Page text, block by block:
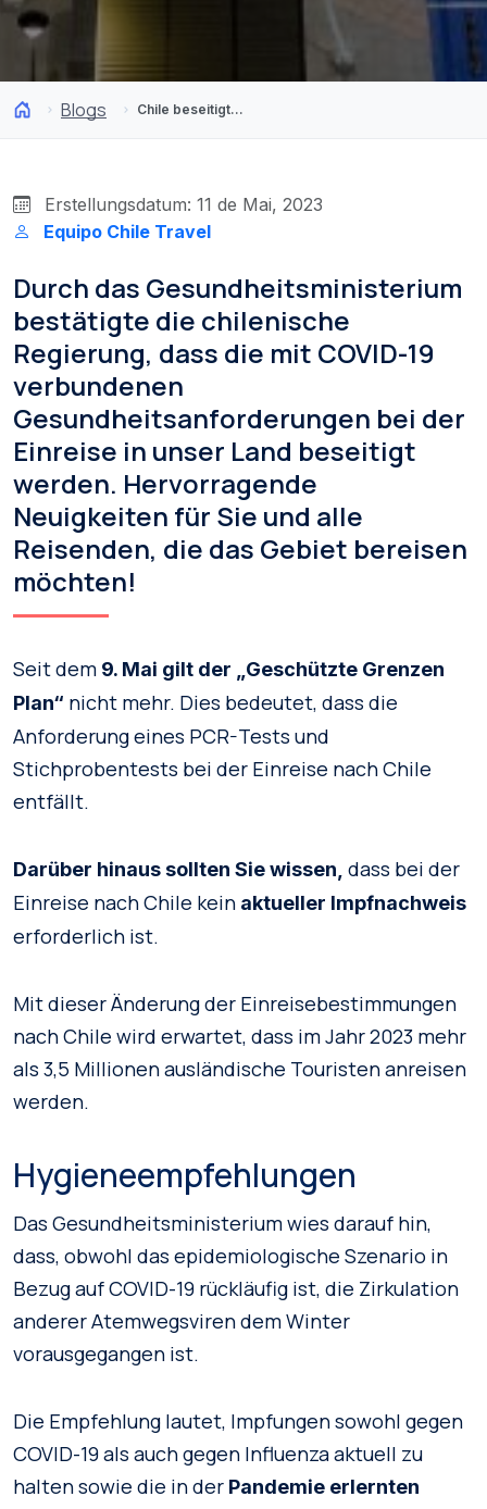
Blogs Chile beseitigt die COVID-19 Einreisebestimmungen für das Land
Erstellungsdatum: 11 de Mai, 2023
Equipo Chile Travel
Durch das Gesundheitsministerium
bestätigte die chilenische
Regierung, dass die mit COVID-19
verbundenen
Gesundheitsanforderungen bei der
Einreise in unser Land beseitigt
werden. Hervorragende
Neuigkeiten für Sie und alle
Reisenden, die das Gebiet bereisen
möchten!
Seit dem 9. Mai gilt der „Geschützte Grenzen
Plan“ nicht mehr. Dies bedeutet, dass die
Anforderung eines PCR-Tests und
Stichprobentests bei der Einreise nach Chile
entfällt.
Darüber hinaus sollten Sie wissen, dass bei der
Einreise nach Chile kein aktueller Impfnachweis
erforderlich ist.
Mit dieser Änderung der Einreisebestimmungen
nach Chile wird erwartet, dass im Jahr 2023 mehr
als 3,5 Millionen ausländische Touristen anreisen
werden.
Hygieneempfehlungen
Das Gesundheitsministerium wies darauf hin,
dass, obwohl das epidemiologische Szenario in
Bezug auf COVID-19 rückläufig ist, die Zirkulation
anderer Atemwegsviren dem Winter
vorausgegangen ist.
Die Empfehlung lautet, Impfungen sowohl gegen
COVID-19 als auch gegen Influenza aktuell zu
halten sowie die in der Pandemie erlernten